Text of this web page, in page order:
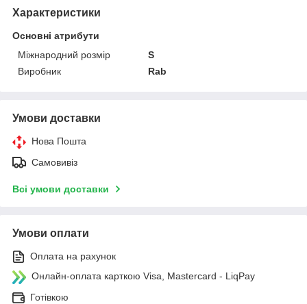
Характеристики
Основні атрибути
Міжнародний розмір
S
Виробник
Rab
Умови доставки
Нова Пошта
Самовивіз
Всі умови доставки
Умови оплати
Оплата на рахунок
Онлайн-оплата карткою Visa, Mastercard - LiqPay
Готівкою